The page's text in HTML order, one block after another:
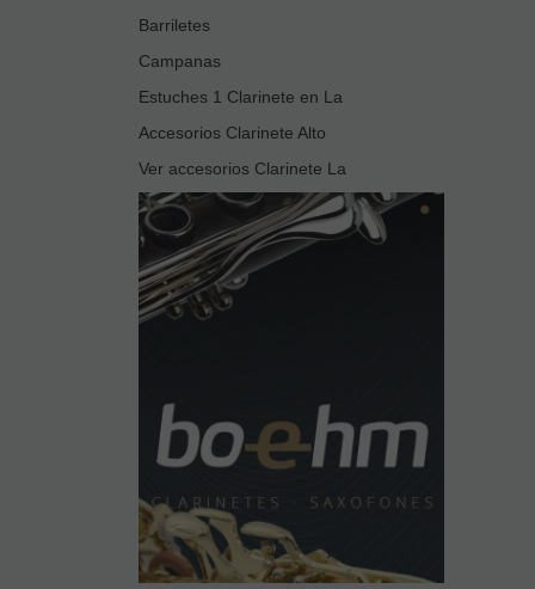
Barriletes
Campanas
Estuches 1 Clarinete en La
Accesorios Clarinete Alto
Ver accesorios Clarinete La